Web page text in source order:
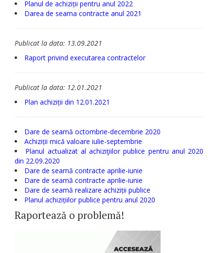
Planul de achiziții pentru anul 2022
Darea de seama contracte anul 2021
Publicat la data: 13.09.2021
Raport privind executarea contractelor
Publicat la data: 12.01.2021
Plan achiziții din 12.01.2021
Dare de seamă octombrie-decembrie 2020
Achiziții mică valoare iulie-septembrie
Planul actualizat al achiziţiilor publice pentru anul 2020
din 22.09.2020
Dare de seamă contracte aprilie-iunie
Dare de seamă contracte aprilie-iunie
Dare de seamă realizare achiziții publice
Planul achizițiilor publice pentru anul 2020
Raportează o problemă!